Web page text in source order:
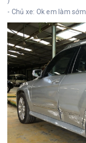
- Chủ xe: Ok em làm